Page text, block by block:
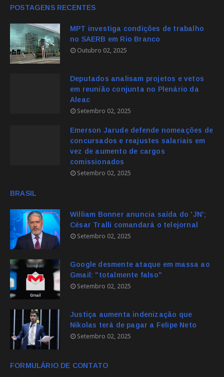
POSTAGENS RECENTES
MPT investiga condições de trabalho
no SAERB em Rio Branco
Outubro 02, 2025
Deputados analisam projetos e vetos
em reunião conjunta no Plenário da
Aleac
Setembro 02, 2025
Emerson Jarude defende nomeações de
concursados e reajustes salariais em
vez de aumento de cargos
comissionados
Setembro 02, 2025
BRASIL
William Bonner anuncia saída do 'JN';
César Tralli comandará o telejornal
Setembro 02, 2025
Google desmente ataque em massa ao
Gmail: "totalmente falso"
Setembro 02, 2025
Justiça aumenta indenização que
Nikolas terá de pagar a Felipe Neto
Setembro 02, 2025
FORMULÁRIO DE CONTATO